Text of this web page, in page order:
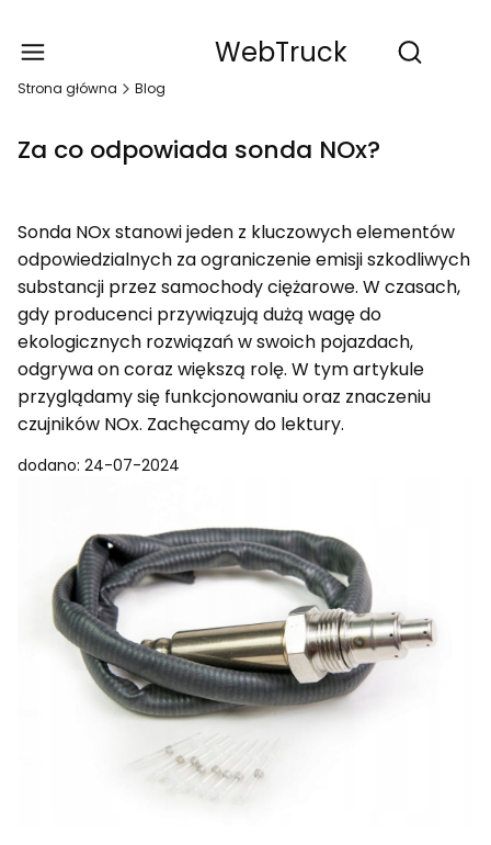
WebTruck Otwórz
Strona główna Blog
Za co odpowiada sonda NOx?
Sonda NOx stanowi jeden z kluczowych elementów
odpowiedzialnych za ograniczenie emisji szkodliwych
substancji przez samochody ciężarowe. W czasach,
gdy producenci przywiązują dużą wagę do
ekologicznych rozwiązań w swoich pojazdach,
odgrywa on coraz większą rolę. W tym artykule
przyglądamy się funkcjonowaniu oraz znaczeniu
czujników NOx. Zachęcamy do lektury.
dodano: 24-07-2024